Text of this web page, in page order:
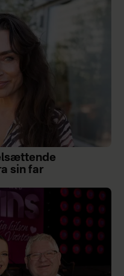
sin far